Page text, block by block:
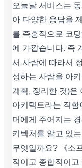
오늘날 서비스는
아 다양한 응답을
를 즉흥적으로 코
에 가깝습니다. 즉
서 사람에 따라서
성하는 사람을 아
계획, 정리한 것)은
아키텍트라는 직함
머에게 주어지는
키텍처를 알고 있
무엇일까요? 《소
적이고 종합적이고